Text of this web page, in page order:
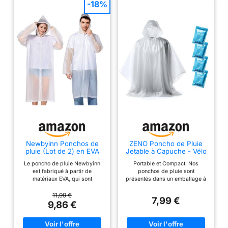
Newbyinn Ponchos de
pluie (Lot de 2) en EVA
et enfants, imperméables
avec capuche pour
femmes et hommes,
Le poncho de pluie Newbyinn
est fabriqué à partir de
matériaux EVA, qui sont
épais que les autres
imperméables que vous
pourriez trouver. Ce poncho de
pluie est également 100 %
étanche, durable, léger et
11,99 €
9,86 €
-18%
ZENO Poncho de Pluie
Jetable à Capuche - Vélo
Portable et Compact: Nos
ponchos de pluie sont
présentés dans un emballage à
facilement dans votre poche,
portefeuille. Parfait pour les
averses inattendues et les
7,99 €